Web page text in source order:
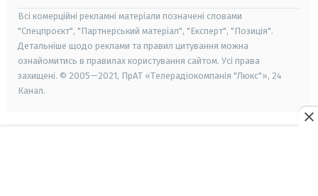
Всі комерційні рекламні матеріали позначені словами
"Спецпроєкт", "Партнерський матеріал", "Експерт", "Позиція".
Детальніше щодо реклами та правил цитування можна
ознайомитись в правилах користування сайтом. Усі права
захищені. © 2005—2021, ПрАТ «Телерадіокомпанія "Люкс"», 24
Канал.